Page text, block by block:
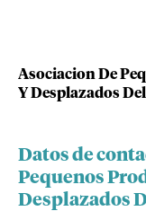
Asociacion De
Y Desplazados
Datos de
Pequenos
Desplazados